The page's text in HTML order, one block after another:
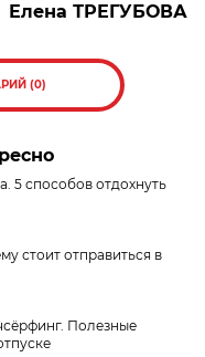
Елена ТРЕГУБОВА
(0)
5 способов отдохнуть
стоит отправиться в
Полезные